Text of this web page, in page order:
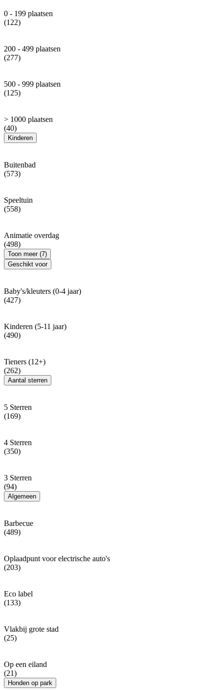
0 - 199 plaatsen
(122)
200 - 499 plaatsen
(277)
500 - 999 plaatsen
(125)
> 1000 plaatsen
(40)
Kinderen
Buitenbad
(573)
Speeltuin
(558)
Animatie overdag
(498)
Toon meer (7)
Geschikt voor
Baby's/kleuters (0-4 jaar)
(427)
Kinderen (5-11 jaar)
(490)
Tieners (12+)
(262)
Aantal sterren
5 Sterren
(169)
4 Sterren
(350)
3 Sterren
(94)
Algemeen
Barbecue
(489)
Oplaadpunt voor electrische auto's
(203)
Eco label
(133)
Vlakbij grote stad
(25)
Op een eiland
(21)
Honden op park